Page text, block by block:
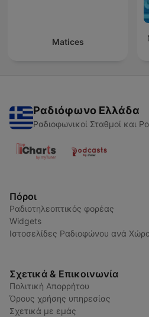
Matices
Ραδιόφωνο Ελλάδα
Ραδιοφωνικοί Σταθμοί και
Πόροι
Ραδιοτηλεοπτικός φορέας
Widgets
Ιστοσελίδες Ραδιοφώνου ανά
Σχετικά & Επικοινωνία
Πολιτική Απορρήτου
Όρους χρήσης υπηρεσίας
Σχετικά με εμάς